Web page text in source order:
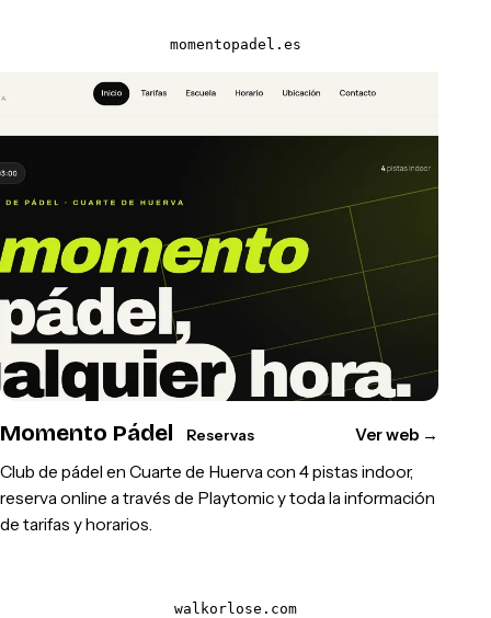
momentopadel.es
Momento Pádel Reservas Ver web →
Club de pádel en Cuarte de Huerva con 4 pistas indoor,
reserva online a través de Playtomic y toda la información
de tarifas y horarios.
walkorlose.com